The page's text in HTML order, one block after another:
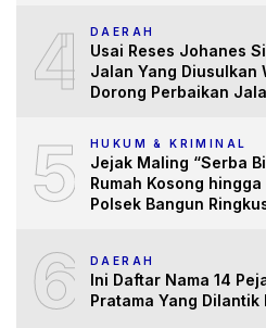
4 DAERAH
Usai Reses Johanes
Jalan Yang Diusulkan
Dorong Perbaikan
5 HUKUM & KRIMINAL
Jejak Maling “Serba
Rumah Kosong
Polsek Bangun
6 DAERAH
Ini Daftar Nama 14
Pratama Yang